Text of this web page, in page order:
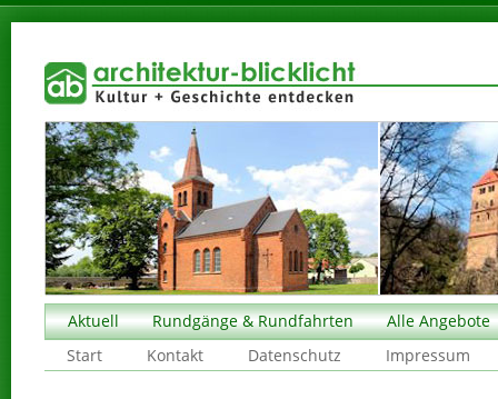
Aktuell Rundgänge & Rundfahrten
Alle Angebote
Start
Kontakt Datenschutz Impressum